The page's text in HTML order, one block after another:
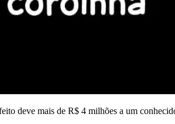
deve mais de R$ 4 milhões a um